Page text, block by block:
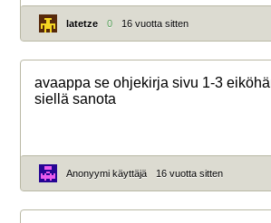
latetze 0 16 vuotta sitten
avaappa se ohjekirja sivu 1-3
siellä sanota
Anonyymi käyttäjä 16 vuotta sitten